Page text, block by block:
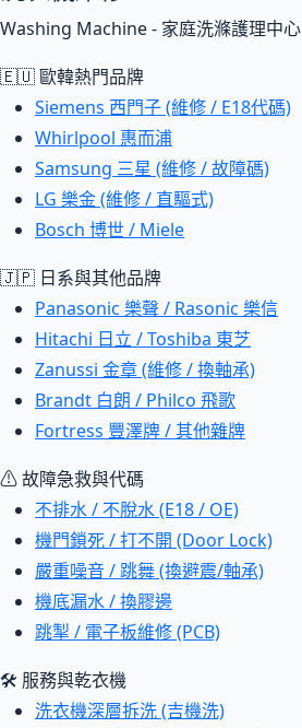
Washing Machine - 家庭洗滌護理中心
🇪🇺 歐韓熱門品牌
Siemens 西門子 (維修 / E18代碼)
Whirlpool 惠而浦
Samsung 三星 (維修 / 故障碼)
LG 樂金 (維修 / 直驅式)
Bosch 博世 / Miele
🇯🇵 日系與其他品牌
Panasonic 樂聲 / Rasonic 樂信
Hitachi 日立 / Toshiba 東芝
Zanussi 金章 (維修 / 換軸承)
Brandt 白朗 / Philco 飛歌
Fortress 豐澤牌 / 其他雜牌
⚠ 故障急救與代碼
不排水 / 不脫水 (E18 / OE)
機門鎖死 / 打不開 (Door Lock)
嚴重噪音 / 跳舞 (換避震/軸承)
機底漏水 / 換膠邊
跳掣 / 電子板維修 (PCB)
🛠 服務與乾衣機
洗衣機深層拆洗 (吉機洗)